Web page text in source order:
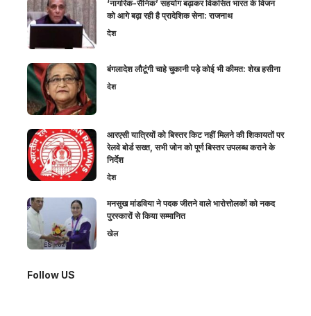
‘नागरिक-सैनिक’ सहयोग बढ़ाकर विकसित भारत के विजन
को आगे बढ़ा रही है प्रादेशिक सेना: राजनाथ
देश
बंगलादेश लौटूंगी चाहे चुकानी पड़े कोई भी कीमत: शेख हसीना
देश
आरएसी यात्रियों को बिस्तर किट नहीं मिलने की शिकायतों पर
रेलवे बोर्ड सख्त, सभी जोन को पूर्ण बिस्तर उपलब्ध कराने के
निर्देश
देश
मनसुख मांडविया ने पदक जीतने वाले भारोत्तोलकों को नकद
पुरस्कारों से किया सम्मानित
खेल
Follow US